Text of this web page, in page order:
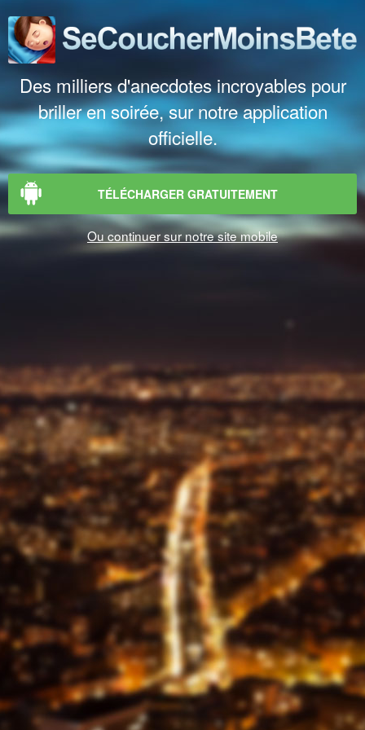
Des milliers d'anecdotes incroyables pour
briller en soirée, sur notre application
officielle.
TÉLÉCHARGER GRATUITEMENT
Ou continuer sur notre site mobile